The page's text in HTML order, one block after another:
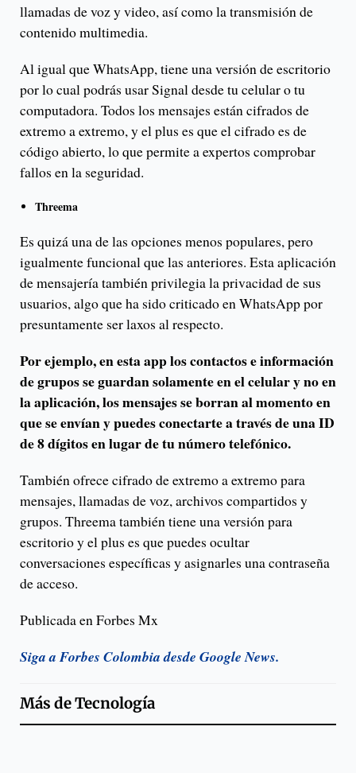
llamadas de voz y video, así como la transmisión de
contenido multimedia.
Al igual que WhatsApp, tiene una versión de escritorio
por lo cual podrás usar Signal desde tu celular o tu
computadora. Todos los mensajes están cifrados de
extremo a extremo, y el plus es que el cifrado es de
código abierto, lo que permite a expertos comprobar
fallos en la seguridad.
Threema
Es quizá una de las opciones menos populares, pero
igualmente funcional que las anteriores. Esta aplicación
de mensajería también privilegia la privacidad de sus
usuarios, algo que ha sido criticado en WhatsApp por
presuntamente ser laxos al respecto.
Por ejemplo, en esta app los contactos e información
de grupos se guardan solamente en el celular y no en
la aplicación, los mensajes se borran al momento en
que se envían y puedes conectarte a través de una ID
de 8 dígitos en lugar de tu número telefónico.
También ofrece cifrado de extremo a extremo para
mensajes, llamadas de voz, archivos compartidos y
grupos. Threema también tiene una versión para
escritorio y el plus es que puedes ocultar
conversaciones específicas y asignarles una contraseña
de acceso.
Publicada en Forbes Mx
Siga a Forbes Colombia desde Google News.
Más deTecnología